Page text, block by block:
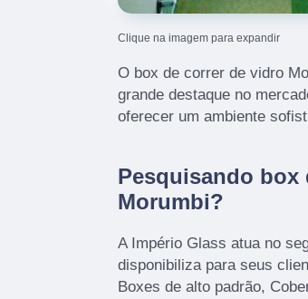
Clique na imagem para expandir
O box de correr de vidro
grande destaque no
oferecer um ambiente
Pesquisando box
Morumbi?
A Império Glass atua no
disponibiliza para seus
Boxes de alto padrão,